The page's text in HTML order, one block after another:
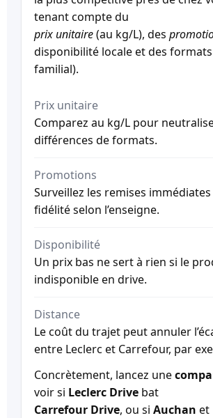
tenant compte du
prix unitaire(au kg/L), des
disponibilité locale et des
familial).
Prix unitaire
Comparez au kg/L pour
différences de formats.
Promotions
Surveillez les remises
fidélité selon l’enseigne.
Disponibilité
Un prix bas ne sert à rien si le
indisponible en drive.
Distance
Le coût du trajet peut annuler
entre Leclerc et Carrefour, par
Concrètement, lancez une
voir si Leclerc Drive bat
Carrefour Drive, ou si Auchan et